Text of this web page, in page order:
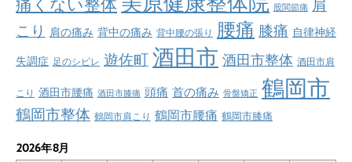
股関節痛 肩
こり 肩の痛み 背中の痛み 背中腰の張り 腰痛 膝痛 自律神経
失調症 足のシビレ 遊佐町 酒田市 酒田市整体 酒田市肩
こり 酒田市腰痛 酒田市膝痛 頭痛 首の痛み 骨盤矯正 鶴岡市
鶴岡市整体 鶴岡市肩こり 鶴岡市腰痛 鶴岡市膝痛
2026年8月